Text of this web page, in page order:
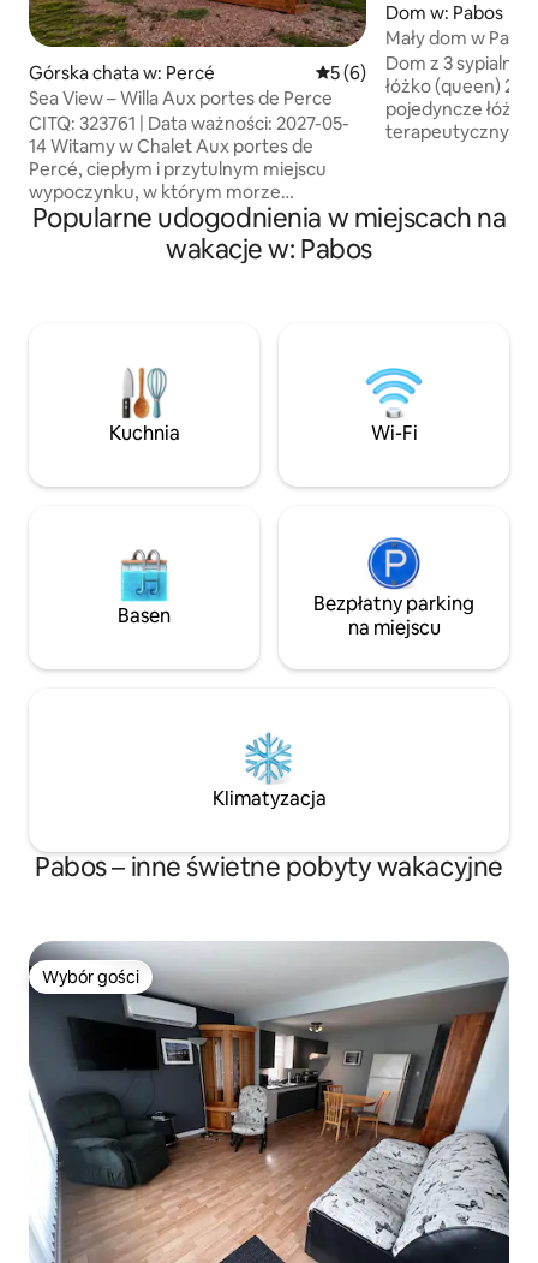
Górska chata w: Percé Średnia ocena: 5 na 5,
5 (6)
Sea View – Willa Aux portes de Perce
CITQ: 323761 | Data ważności: 2027-05-
14 Witamy w Chalet Aux portes de
Percé, ciepłym i przytulnym miejscu
wypoczynku, w którym morze
i zapierające dech w piersiach krajobrazy
Półwyspu Gaspé zajmują centralne
po plaży, wycieczki morskie i zachody
słońca nad Zatoką. Idealne miejsce na
relaks i odkrywanie jednego
z najpiękniejszych regionów Quebecu
Dom w: Pabos
Mały dom w
Dom z 3
łóżko (queen) 2
pojedyncze łóżko
terapeutyczny z
i Nespresso,
Zjeżdżalnie
Popularne udogodnienia w miejscach na
wakacje w: Pabos
Kuchnia Wi-Fi
Basen
Bezpłatny parking
na miejscu
Klimatyzacja
Pabos – inne świetne pobyty wakacyjne
Wybór gości
Wybór gości